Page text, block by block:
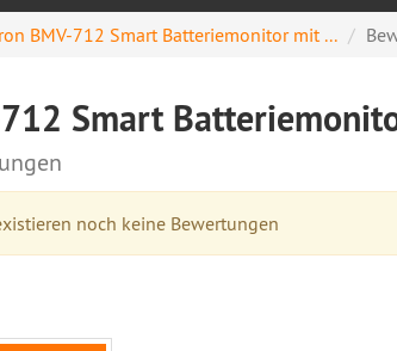
BMV-712 Smart Batteriemonitor mit ...
Smart
noch keine Bewertungen